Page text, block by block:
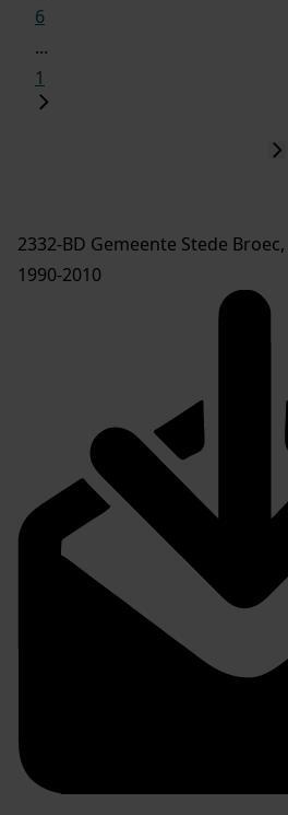
6
...
1
2332-BD Gemeente Stede
1990-2010